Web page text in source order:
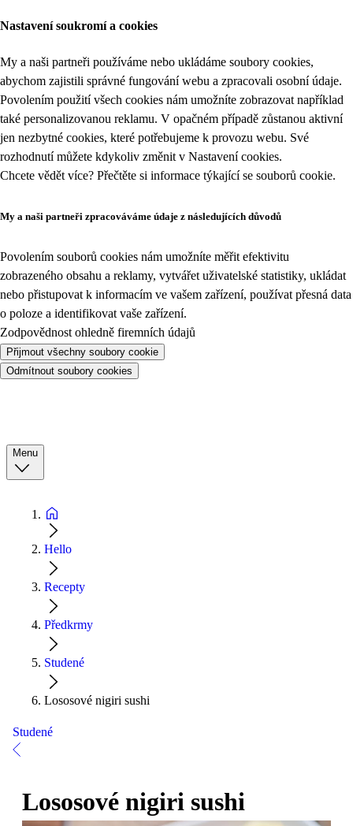
Nastavení soukromí a cookies
My a naši partneři používáme nebo ukládáme soubory cookies,
abychom zajistili správné fungování webu a zpracovali osobní údaje.
Povolením použití všech cookies nám umožníte zobrazovat například
také personalizovanou reklamu. V opačném případě zůstanou aktivní
jen nezbytné cookies, které potřebujeme k provozu webu. Své
rozhodnutí můžete kdykoliv změnit v Nastavení cookies.
Chcete vědět více? Přečtěte si informace týkající se souborů cookie.
My a naši partneři zpracováváme údaje z následujících důvodů
Povolením souborů cookies nám umožníte měřit efektivitu
zobrazeného obsahu a reklamy, vytvářet uživatelské statistiky, ukládat
nebo přistupovat k informacím ve vašem zařízení, používat přesná data
o poloze a identifikovat vaše zařízení.
Zodpovědnost ohledně firemních údajů
Přijmout všechny soubory cookie
Odmítnout soubory cookies
Menu
Hello
Recepty
Předkrmy
Studené
Lososové nigiri sushi
Studené
Lososové nigiri sushi